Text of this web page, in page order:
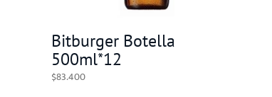
Bitburger Botella
500ml*12
$83.400